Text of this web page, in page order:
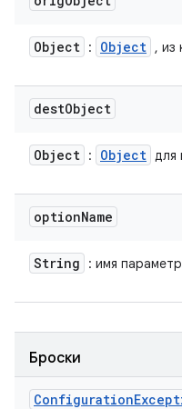
Object : Object , из
destObject
Object : Object для
optionName
String : имя
Броски
Configuration